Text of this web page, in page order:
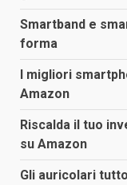
Smartband e
forma
I migliori
Amazon
Riscalda il tuo
su Amazon
Gli auricolari